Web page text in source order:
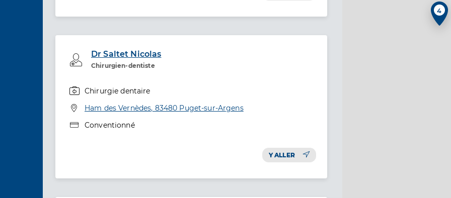
Dr Saltet Nicolas
Chirurgien-dentiste
Professionel de santé
Chirurgie dentaire
Adresse
Ham des Vernèdes, 83480 Puget-sur-Argens
Type de convention
Conventionné
Y ALLER
4